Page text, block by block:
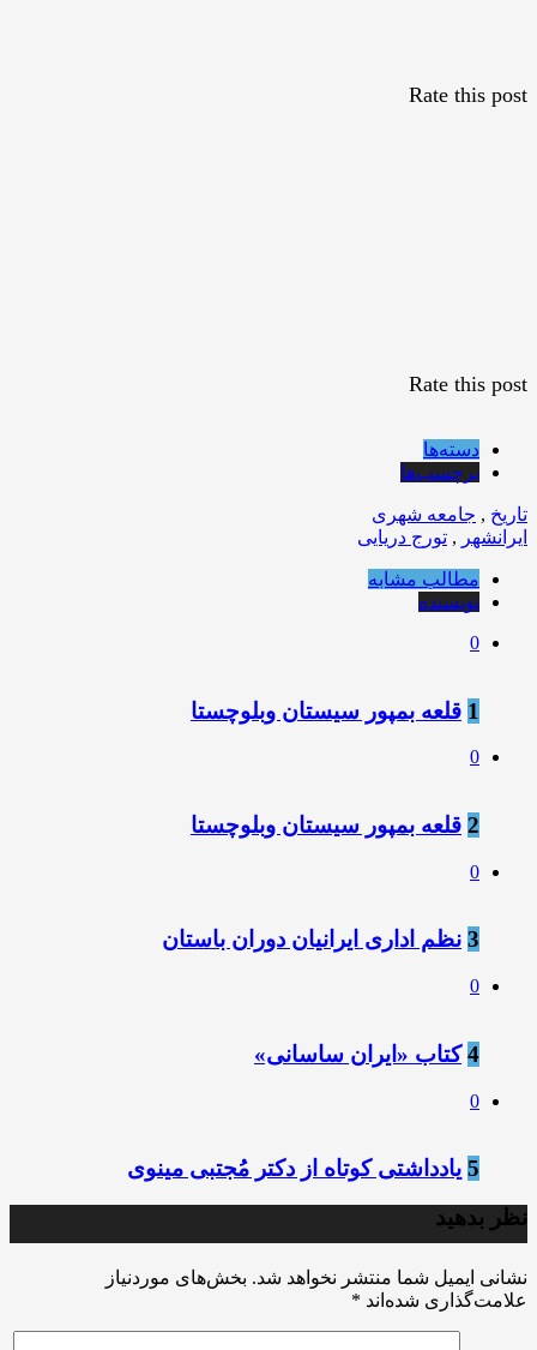
Rate this post
Rate this post
دسته‌ها
برچسب‌ها
تاریخ , جامعه شهری
ایرانشهر , تورج دریایی
مطالب مشابه
نویسنده
0
1 قلعه بمپور سیستان وبلوچستا
0
2 قلعه بمپور سیستان وبلوچستا
0
3 نظم اداری ایرانیان دوران باستان
0
4 کتاب «ایران ساسانی»
0
5 یادداشتی کوتاه از دکتر مُجتبی مینوی
نظر بدهید
نشانی ایمیل شما منتشر نخواهد شد. بخش‌های موردنیاز
علامت‌گذاری شده‌اند *